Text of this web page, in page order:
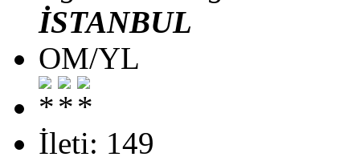
İSTANBUL
OM/YL
İleti: 149